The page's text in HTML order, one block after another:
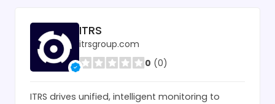
ITRS
itrsgroup.com
0 (0)
ITRS drives unified, intelligent monitoring to